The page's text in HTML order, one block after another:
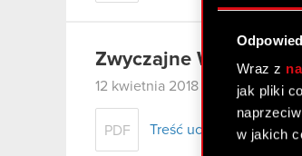
Wraz z
jak pliki
w jakich
Zwyczajne Walne
12 kwietnia 2018
PDF Treść uchwał